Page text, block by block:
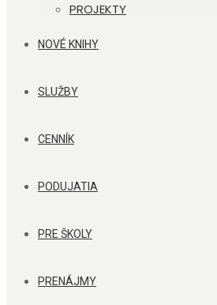
PROJEKTY
NOVÉ KNIHY
SLUŽBY
CENNÍK
PODUJATIA
PRE ŠKOLY
PRENÁJMY